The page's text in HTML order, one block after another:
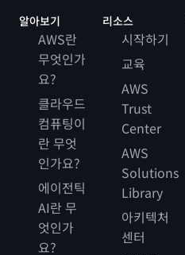
알아보기
AWS란
무엇인가
요?
클라우드
컴퓨팅이
란 무엇
인가요?
에이전틱
AI란 무
엇인가
요?
리소스
시작하기
교육
AWS
Trust
Center
AWS
Solutions
Library
아키텍처
센터